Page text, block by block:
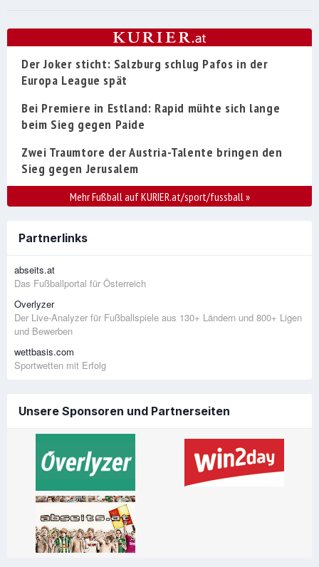
Der Joker sticht: Salzburg schlug Pafos in der
Europa League spät
Bei Premiere in Estland: Rapid mühte sich lange
beim Sieg gegen Paide
Zwei Traumtore der Austria-Talente bringen den
Sieg gegen Jerusalem
Mehr Fußball auf KURIER.at/sport/fussball»
Partnerlinks
abseits.at
Das Fußballportal für Österreich
Overlyzer
Der Live-Analyzer für Fußballspiele aus 130+ Ländern und 800+ Ligen
und Bewerben
wettbasis.com
Sportwetten mit Erfolg
Unsere Sponsoren und Partnerseiten